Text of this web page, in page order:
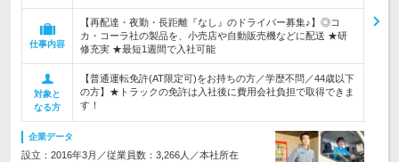
仕事内容
【再配達・夜勤・長距離『なし』のドライバー募集♪】◎コ
カ・コーラ社の製品を、小売店や自動販売機などに配送 ★研
修充実 ★最短1週間で入社可能
対象と
なる方
【普通運転免許(AT限定可)をお持ちの方／学歴不問／44歳以下
の方】★トラックの免許は入社後に費用会社負担で取得できま
す！
企業データ
設立：2016年3月／従業員数：3,266人／本社所在